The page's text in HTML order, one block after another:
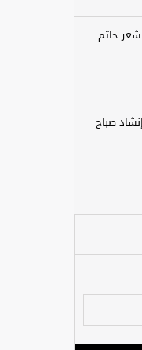
شعر حاتم
صباح